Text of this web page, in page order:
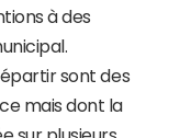
à des
sont des
mais dont la